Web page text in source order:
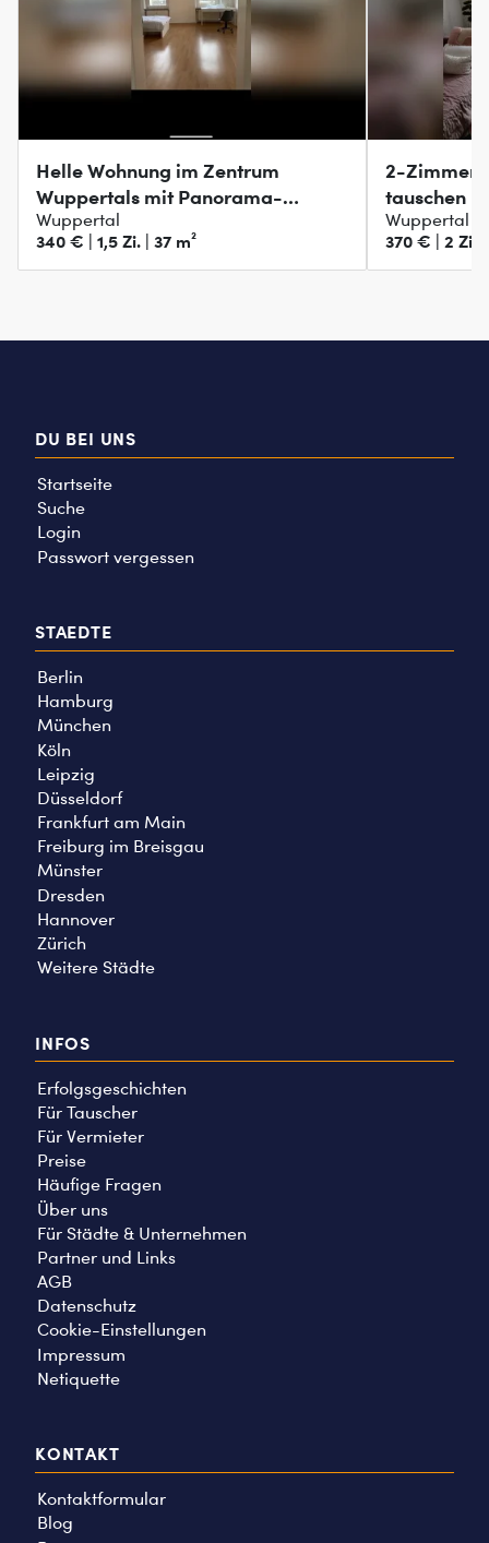
Helle Wohnung im Zentrum
Wuppertals mit Panorama-
Ausblick
Wuppertal
340 € | 1,5 Zi. | 37 m²
2-Zimmer-
tauschen
Wuppertal
370 € | 2 Zi.
DU BEI UNS
Startseite
Suche
Login
Passwort vergessen
STAEDTE
Berlin
Hamburg
München
Köln
Leipzig
Düsseldorf
Frankfurt am Main
Freiburg im Breisgau
Münster
Dresden
Hannover
Zürich
Weitere Städte
INFOS
Erfolgsgeschichten
Für Tauscher
Für Vermieter
Preise
Häufige Fragen
Über uns
Für Städte & Unternehmen
Partner und Links
AGB
Datenschutz
Cookie-Einstellungen
Impressum
Netiquette
KONTAKT
Kontaktformular
Blog